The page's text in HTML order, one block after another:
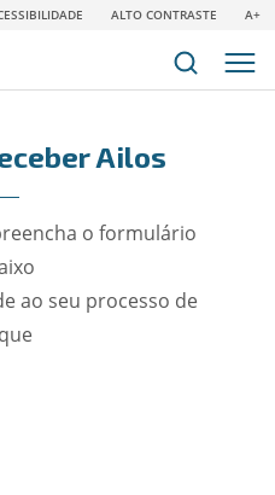
ALTO CONTRASTE A+
Ailos
o formulário
ao seu processo de